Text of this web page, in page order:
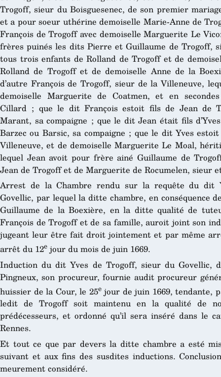
Trogoff, sieur du Boisguesenec, de son premier
et a pour soeur uthérine demoiselle Marie-Anne de
François de Trogoff avec demoiselle Marguerite Le
frères puinés les dits Pierre et Guillaume de Trogoff,
tous trois enfants de Rolland de Trogoff et de
Rolland de Trogoff et de demoiselle Anne de la
d’autre François de Trogoff, sieur de la Villeneuve,
demoiselle Marguerite de Coatmen, et en
Cillard ; que le dit François estoit fils de Jean de
Marant, sa compaigne ; que le dit Jean était fils
Barzec ou Barsic, sa compaigne ; que le dit Yves
Villeneuve, et de demoiselle Marguerite Le Moal,
lequel Jean avoit pour frère ainé Guillaume de
Jean de Trogoff et de Marguerite de Rocumelen, sieur
Arrest de la Chambre rendu sur la requête du dit
Govellic, par lequel la ditte chambre, en conséquence
Guillaume de la Boexière, en la ditte qualité de
François de Trogoff et de sa famille, auroit joint son
jugeant leur être fait droit jointement et par même
arrêt du 12e jour du mois de juin 1669.
Induction du dit Yves de Trogoff, sieur du Govellic,
Pingneux, son procureur, fournie audit procureur
huissier de la Cour, le 25ejour de juin 1669, tendante,
ledit de Trogoff soit maintenu en la qualité de
prédécesseurs, et ordonné qu’il sera inséré dans le
Rennes.
Et tout ce que par devers la ditte chambre a esté
suivant et aux fins des susdites inductions.
meurement considéré.